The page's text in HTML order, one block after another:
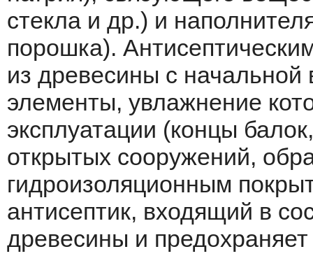
стекла и др.) и
порошка).
из древесины с
элементы, увлажнение
эксплуатации (концы
открытых сооружений,
гидроизоляционным
антисептик, входящий в
древесины и предохраняет